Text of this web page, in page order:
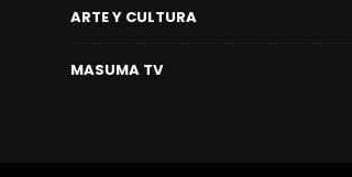
ARTE Y CULTURA
MASUMA TV